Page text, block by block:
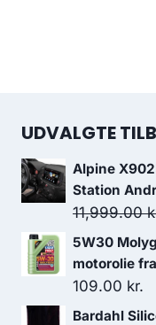
UDVALGTE
Alpine
Station
11,999.00
5W30
motorolie
109.00 kr.
Bardahl